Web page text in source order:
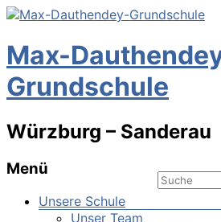
Max-
Grundschule
Würzburg – Sanderau
Menü
Unsere Schule
Unser Team